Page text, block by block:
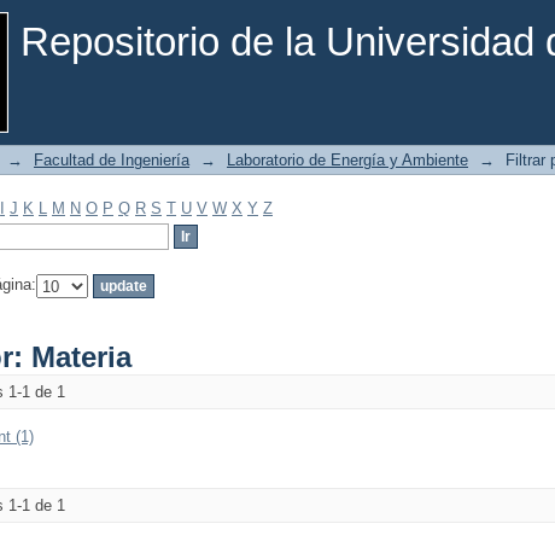
Repositorio de la Universidad
Materia
→ Facultad de Ingeniería → Laboratorio de Energía y Ambiente → Filtrar
J K L M N O P Q R S T U V W X Y Z
Materia
1-1 de 1
(1)
1-1 de 1